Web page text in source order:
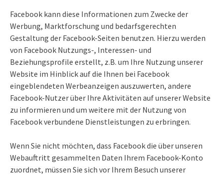
Facebook kann diese Informationen zum Zwecke der
Werbung, Marktforschung und bedarfsgerechten
Gestaltung der Facebook-Seiten benutzen. Hierzu werden
von Facebook Nutzungs-, Interessen- und
Beziehungsprofile erstellt, z.B. um Ihre Nutzung unserer
Website im Hinblick auf die Ihnen bei Facebook
eingeblendeten Werbeanzeigen auszuwerten, andere
Facebook-Nutzer über Ihre Aktivitäten auf unserer Website
zu informieren und um weitere mit der Nutzung von
Facebook verbundene Dienstleistungen zu erbringen.
Wenn Sie nicht möchten, dass Facebook die über unseren
Webauftritt gesammelten Daten Ihrem Facebook-Konto
zuordnet, müssen Sie sich vor Ihrem Besuch unserer